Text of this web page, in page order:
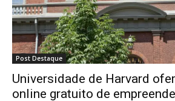
Post Destaque
Universidade de Harvard
online gratuito de